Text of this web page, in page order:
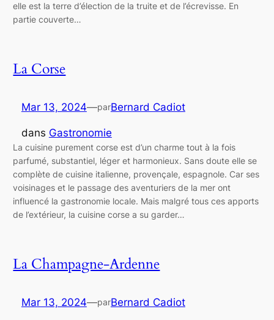
elle est la terre d’élection de la truite et de l’écrevisse. En
partie couverte…
La Corse
Mar 13, 2024—parBernard Cadiot
dans Gastronomie
La cuisine purement corse est d’un charme tout à la fois
parfumé, substantiel, léger et harmonieux. Sans doute elle se
complète de cuisine italienne, provençale, espagnole. Car ses
voisinages et le passage des aventuriers de la mer ont
influencé la gastronomie locale. Mais malgré tous ces apports
de l’extérieur, la cuisine corse a su garder…
La Champagne-Ardenne
Mar 13, 2024—parBernard Cadiot